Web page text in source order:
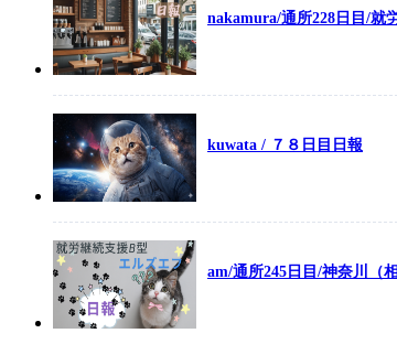
nakamura/通所228日目/就
kuwata / ７８日目日報
am/通所245日目/神奈川（